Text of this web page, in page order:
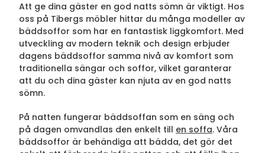
Att ge dina gäster en god natts sömn är viktigt. Hos
oss på Tibergs möbler hittar du många modeller av
bäddsoffor som har en fantastisk liggkomfort. Med
utveckling av modern teknik och design erbjuder
dagens bäddsoffor samma nivå av komfort som
traditionella sängar och soffor, vilket garanterar
att du och dina gäster kan njuta av en god natts
sömn.
På natten fungerar bäddsoffan som en säng och
på dagen omvandlas den enkelt till en soffa. Våra
bäddsoffor är behändiga att bädda, det gör det